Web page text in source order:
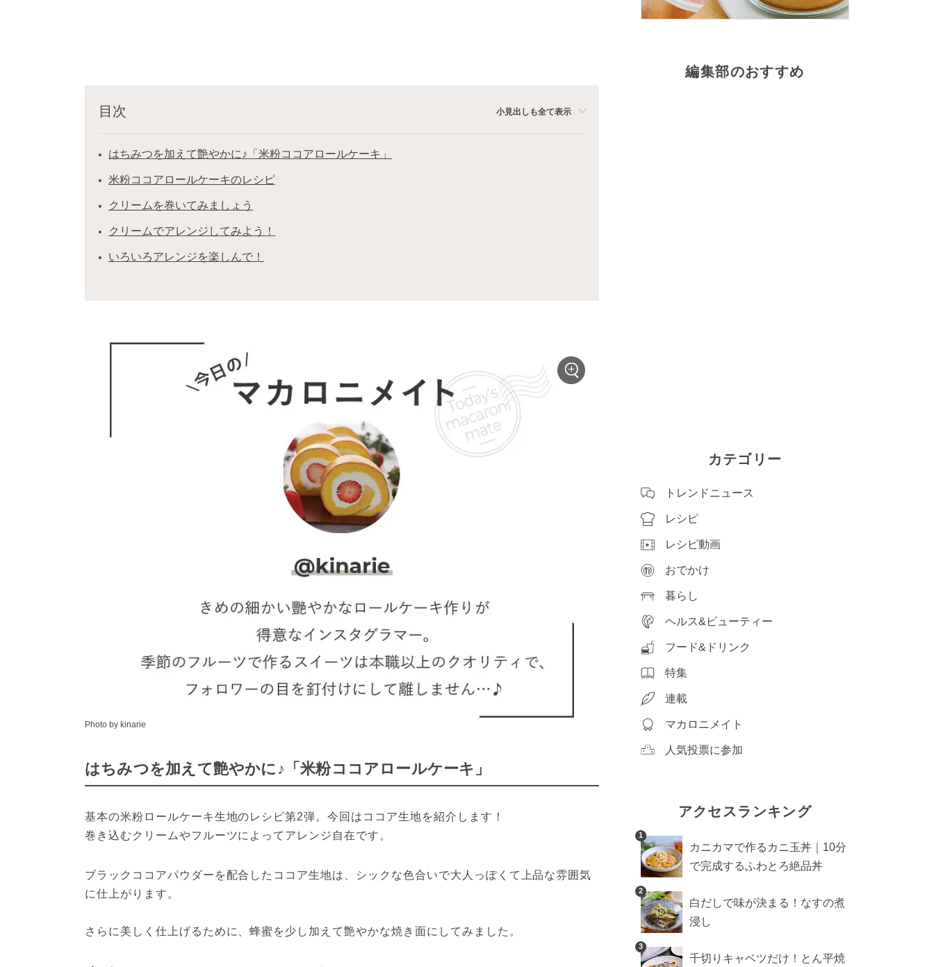
目次 小見出しも全て表示
はちみつを加えて艶やかに♪「米粉ココアロールケーキ」
米粉ココアロールケーキのレシピ
クリームを巻いてみましょう
クリームでアレンジしてみよう！
いろいろアレンジを楽しんで！
Photo by kinarie
はちみつを加えて艶やかに♪「米粉ココアロールケーキ」
基本の米粉ロールケーキ生地のレシピ第2弾。今回はココア生地を紹介します！
巻き込むクリームやフルーツによってアレンジ自在です。
ブラックココアパウダーを配合したココア生地は、シックな色合いで大人っぽくて上品な雰囲気
に仕上がります。
さらに美しく仕上げるために、蜂蜜を少し加えて艶やかな焼き面にしてみました。
編集部のおすすめ
カテゴリー
トレンドニュース
レシピ
レシピ動画
おでかけ
暮らし
ヘルス&ビューティー
フード&ドリンク
特集
連載
マカロニメイト
人気投票に参加
アクセスランキング
1
カニカマで作るカニ玉丼｜10分
で完成するふわとろ絶品丼
2
白だしで味が決まる！なすの煮
浸し
3
千切りキャベツだけ！とん平焼